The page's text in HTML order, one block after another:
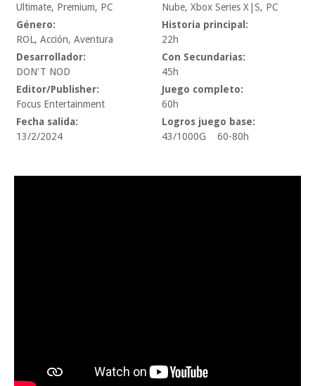
Ultimate, Premium, PC
Nube, Xbox Series X|S, PC
Género:
ROL, Acción, Aventura
Historia principal:
22h
Desarrollador:
DON'T NOD
Con Secundarias:
45h
Editor/Publisher:
Focus Entertainment
Juego completo:
60h
Fecha salida:
13/2/2024
Logros juego base:
43/1000G 60-80h